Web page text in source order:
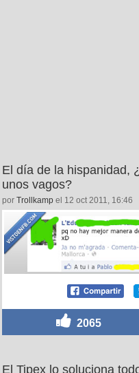
El día de la hispanidad,
unos vagos?
por Trollkamp el 12 oct 2011, 16:46
2065
El Tipex lo soluciona